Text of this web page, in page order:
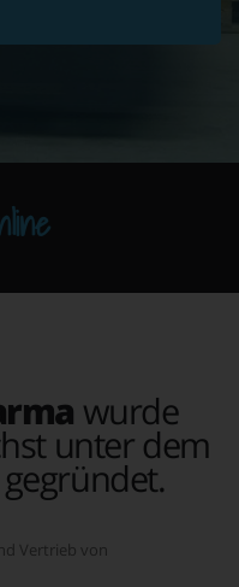
wurde
unter dem
Vertrieb von